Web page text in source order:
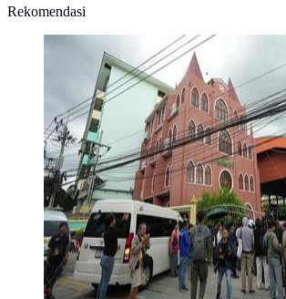
Rekomendasi